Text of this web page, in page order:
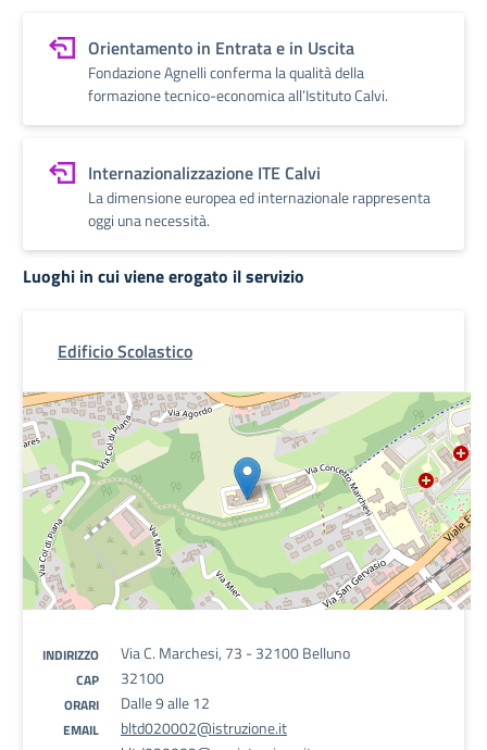
Orientamento in Entrata e in Uscita
Fondazione Agnelli conferma la qualità della
formazione tecnico-economica all’Istituto Calvi.
Internazionalizzazione ITE Calvi
La dimensione europea ed internazionale rappresenta
oggi una necessità.
Luoghi in cui viene erogato il servizio
Edificio Scolastico
INDIRIZZO Via C. Marchesi, 73 - 32100 Belluno
CAP 32100
ORARI Dalle 9 alle 12
EMAIL bltd020002@istruzione.it